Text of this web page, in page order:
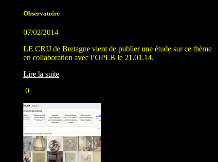
Observatoire
07/02/2014
LE CRIJ de Bretagne vient de publier une étude sur ce thème
en collaboration avec l’OPLB le 21.01.14.
Lire la suite
0